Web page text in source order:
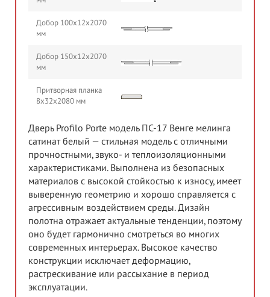
Добор 100х12х2070
мм
Добор 150х12х2070
мм
Притворная планка
8х32х2080 мм
Дверь Profilo Porte модель ПС-17 Венге мелинга
сатинат белый — стильная модель с отличными
прочностными, звуко- и теплоизоляционными
характеристиками. Выполнена из безопасных
материалов с высокой стойкостью к износу, имеет
выверенную геометрию и хорошо справляется с
агрессивным воздействием среды. Дизайн
полотна отражает актуальные тенденции, поэтому
оно будет гармонично смотреться во многих
современных интерьерах. Высокое качество
конструкции исключает деформацию,
растрескивание или рассыхание в период
эксплуатации.